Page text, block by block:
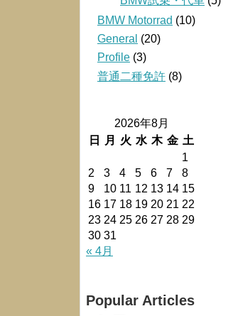
BMW Motorrad (10)
General (20)
Profile (3)
普通二種免許 (8)
2026年8月
日
月 火 水 木 金 土
1
2
3 4 5 6 7
8
9
10 11 12 13 14 15
16 17 18 19 20 21 22
23 24 25 26 27 28 29
30 31
« 4月
Popular Articles